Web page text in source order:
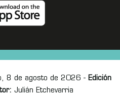
8 de agosto de 2026 - Edición
Julián Etchevarria